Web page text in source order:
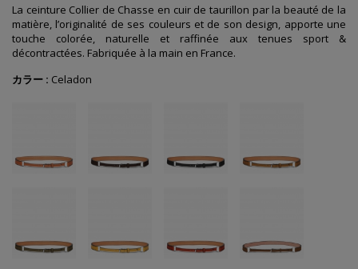
La ceinture Collier de Chasse en cuir de taurillon par la beauté de la
matière, l’originalité de ses couleurs et de son design, apporte une
touche colorée, naturelle et raffinée aux tenues sport &
décontractées. Fabriquée à la main en France.
カラー : Celadon